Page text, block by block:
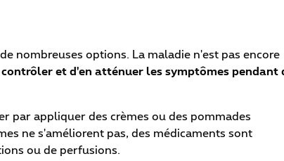
nombreuses options. La maladie n'est pas encore
et d'en atténuer les symptômes pendant
par appliquer des crèmes ou des pommades
ne s'améliorent pas, des médicaments sont
ou de perfusions.